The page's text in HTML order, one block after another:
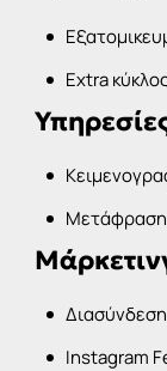
Extra
Instagram